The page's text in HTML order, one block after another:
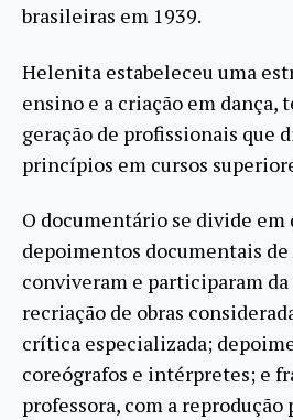
brasileiras em 1939.
Helenita estabeleceu uma
ensino e a criação em dança,
geração de profissionais que
princípios em cursos
O documentário se divide em
depoimentos documentais de
conviveram e participaram
recriação de obras
crítica especializada;
coreógrafos e intérpretes; e
professora, com a reprodução